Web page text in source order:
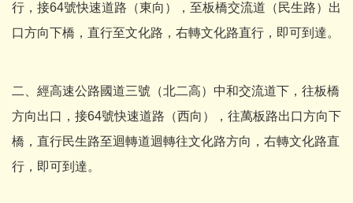
行，接64號快速道路（東向），至板橋交流道（民生路）出
口方向下橋，直行至文化路，右轉文化路直行，即可到達。
二、經高速公路國道三號（北二高）中和交流道下，往板橋
方向出口，接64號快速道路（西向），往萬板路出口方向下
橋，直行民生路至迴轉道迴轉往文化路方向，右轉文化路直
行，即可到達。